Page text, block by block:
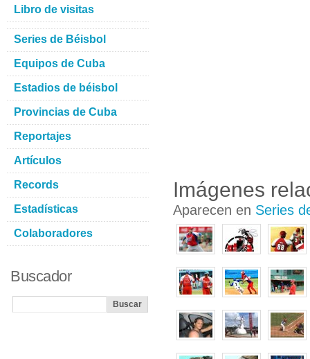
Imágenes
Aparecen en Series
Libro de visitas
Series de Béisbol
Equipos de Cuba
Estadios de béisbol
Provincias de Cuba
Reportajes
Artículos
Records
Estadísticas
Colaboradores
Buscador